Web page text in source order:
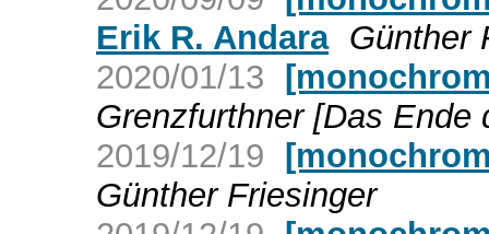
Erik R. Andara Günther
2020/01/13
Grenzfurthner [Das Ende
2019/12/19
Günther Friesinger